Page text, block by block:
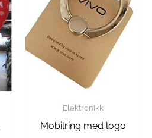
Elektronikk
Mobilring med logo